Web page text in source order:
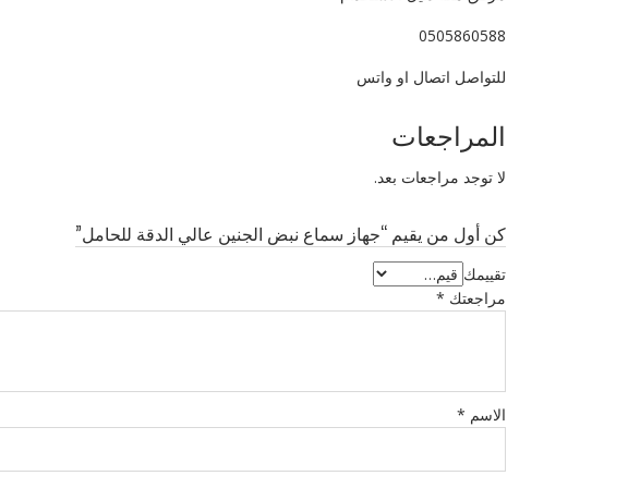
0505860588
للتواصل اتصال او واتس
المراجعات
لا توجد مراجعات بعد.
كن أول من يقيم “جهاز سماع نبض الجنين عالي الدقة للحامل”
تقييمك
مراجعتك *
الاسم *